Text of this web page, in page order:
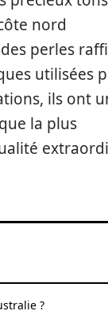
nord
perles
utilisées
ils ont
la plus
?